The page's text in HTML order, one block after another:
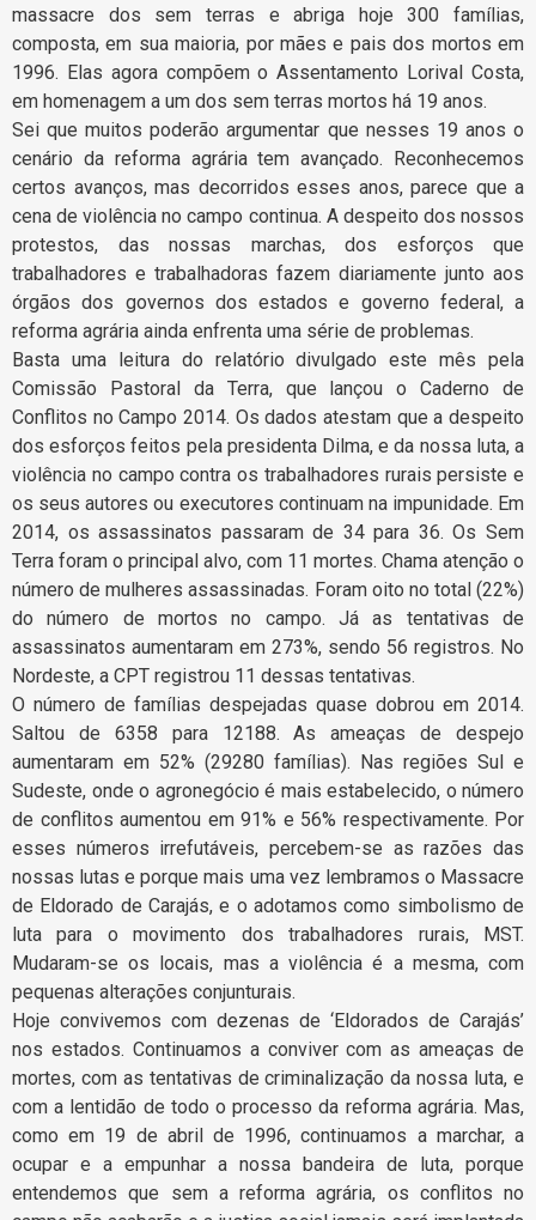
massacre dos sem terras e abriga hoje 300 famílias,
composta, em sua maioria, por mães e pais dos mortos em
1996. Elas agora compõem o Assentamento Lorival Costa,
em homenagem a um dos sem terras mortos há 19 anos.
Sei que muitos poderão argumentar que nesses 19 anos o
cenário da reforma agrária tem avançado. Reconhecemos
certos avanços, mas decorridos esses anos, parece que a
cena de violência no campo continua. A despeito dos nossos
protestos, das nossas marchas, dos esforços que
trabalhadores e trabalhadoras fazem diariamente junto aos
órgãos dos governos dos estados e governo federal, a
reforma agrária ainda enfrenta uma série de problemas.
Basta uma leitura do relatório divulgado este mês pela
Comissão Pastoral da Terra, que lançou o Caderno de
Conflitos no Campo 2014. Os dados atestam que a despeito
dos esforços feitos pela presidenta Dilma, e da nossa luta, a
violência no campo contra os trabalhadores rurais persiste e
os seus autores ou executores continuam na impunidade. Em
2014, os assassinatos passaram de 34 para 36. Os Sem
Terra foram o principal alvo, com 11 mortes. Chama atenção o
número de mulheres assassinadas. Foram oito no total (22%)
do número de mortos no campo. Já as tentativas de
assassinatos aumentaram em 273%, sendo 56 registros. No
Nordeste, a CPT registrou 11 dessas tentativas.
O número de famílias despejadas quase dobrou em 2014.
Saltou de 6358 para 12188. As ameaças de despejo
aumentaram em 52% (29280 famílias). Nas regiões Sul e
Sudeste, onde o agronegócio é mais estabelecido, o número
de conflitos aumentou em 91% e 56% respectivamente. Por
esses números irrefutáveis, percebem-se as razões das
nossas lutas e porque mais uma vez lembramos o Massacre
de Eldorado de Carajás, e o adotamos como simbolismo de
luta para o movimento dos trabalhadores rurais, MST.
Mudaram-se os locais, mas a violência é a mesma, com
pequenas alterações conjunturais.
Hoje convivemos com dezenas de ‘Eldorados de Carajás’
nos estados. Continuamos a conviver com as ameaças de
mortes, com as tentativas de criminalização da nossa luta, e
com a lentidão de todo o processo da reforma agrária. Mas,
como em 19 de abril de 1996, continuamos a marchar, a
ocupar e a empunhar a nossa bandeira de luta, porque
entendemos que sem a reforma agrária, os conflitos no